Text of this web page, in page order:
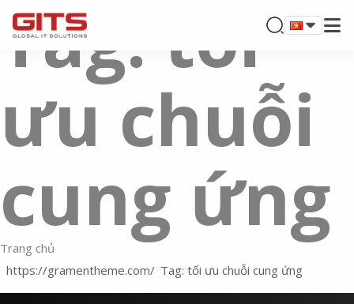
Tag: tối
ưu chuỗi
cung ứng
Trang chủ
Tag: tối ưu chuỗi cung ứng